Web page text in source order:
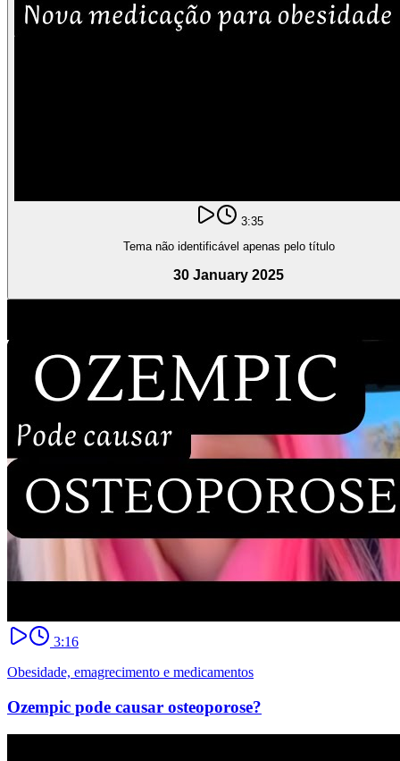
3:35
Tema não identificável apenas pelo título
30 January 2025
3:16
Obesidade, emagrecimento e medicamentos
Ozempic pode causar osteoporose?